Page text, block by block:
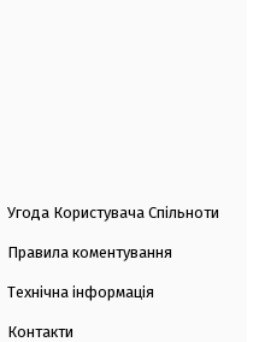
Угода Користувача Спільноти
Правила коментування
Технічна інформація
Контакти